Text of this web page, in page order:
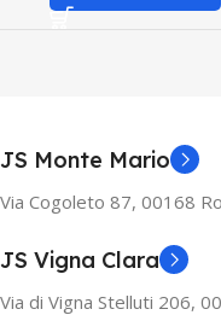
JS Monte Mario
Via Cogoleto 87, 00168
JS Vigna Clara
Via di Vigna Stelluti 206,